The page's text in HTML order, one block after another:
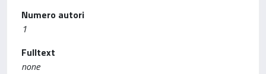
Numero autori
1
Fulltext
none